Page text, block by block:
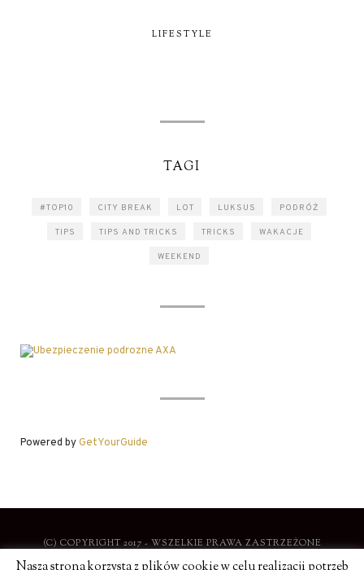
LIFESTYLE
TAGI
#TOP10 CITY BREAK LOT LUKSUS PODRÓŻ
TIPS TIPS AND TRICKS TRICKS WAKACJE
WEEKEND
Powered byGetYourGuide
(C) COPYRIGHT 2017 - WSZELKIE PRAWA ZASTRZEŻONE